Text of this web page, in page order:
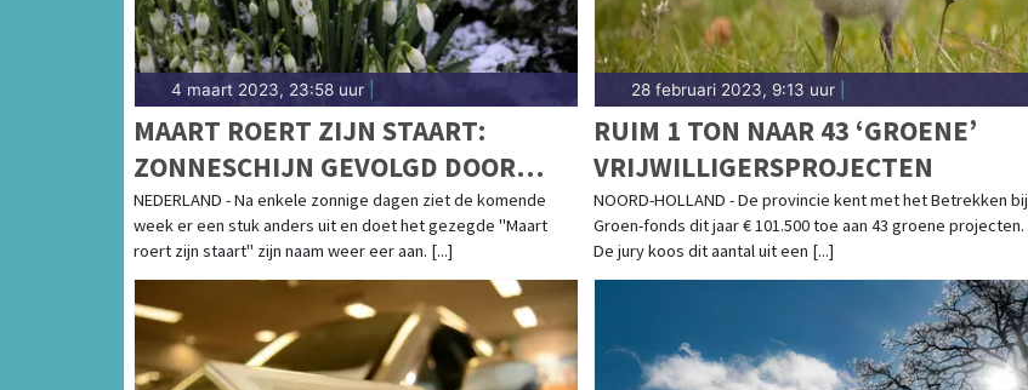
4 maart 2023, 23:58 uur
MAART ROERT ZIJN STAART:
ZONNESCHIJN GEVOLGD DOOR
(WINTERSE) BUIEN
NEDERLAND - Na enkele zonnige dagen ziet de komende
week er een stuk anders uit en doet het gezegde "Maart
roert zijn staart" zijn naam weer eer aan. [...]
28 februari 2023, 9:13 uur|
RUIM 1 TON NAAR 43 ‘GROENE’
VRIJWILLIGERSPROJECTEN
NOORD-HOLLAND - De provincie kent met het Betrekken bij
Groen-fonds dit jaar € 101.500 toe aan 43 groene projecten.
De jury koos dit aantal uit een [...]